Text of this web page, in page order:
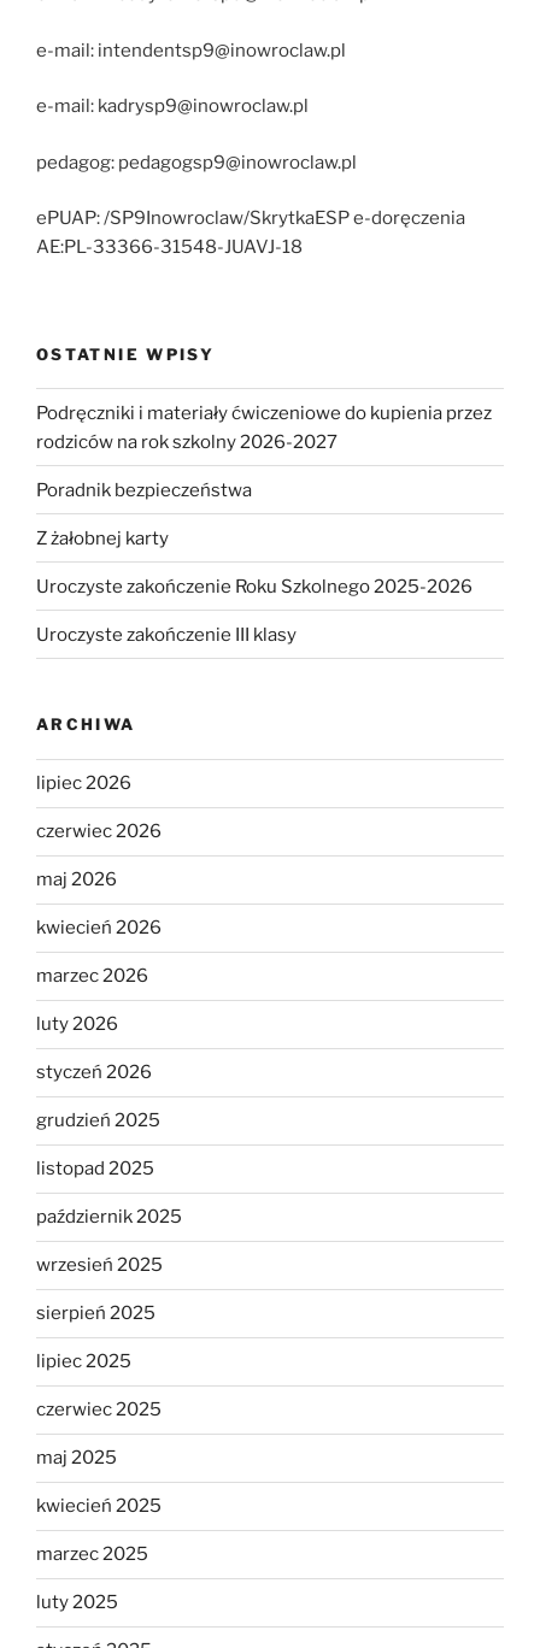
e-mail: intendentsp9@inowroclaw.pl
e-mail: kadrysp9@inowroclaw.pl
pedagog: pedagogsp9@inowroclaw.pl
ePUAP: /SP9Inowroclaw/SkrytkaESP e-doręczenia
AE:PL-33366-31548-JUAVJ-18
OSTATNIE WPISY
Podręczniki i materiały ćwiczeniowe do kupienia przez
rodziców na rok szkolny 2026-2027
Poradnik bezpieczeństwa
Z żałobnej karty
Uroczyste zakończenie Roku Szkolnego 2025-2026
Uroczyste zakończenie III klasy
ARCHIWA
lipiec 2026
czerwiec 2026
maj 2026
kwiecień 2026
marzec 2026
luty 2026
styczeń 2026
grudzień 2025
listopad 2025
październik 2025
wrzesień 2025
sierpień 2025
lipiec 2025
czerwiec 2025
maj 2025
kwiecień 2025
marzec 2025
luty 2025